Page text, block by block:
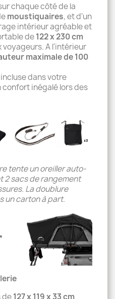
chaque côté de la
moustiquaires, et d'un
intérieur agréable et
de122 x 230 cm
voyageurs. A l'intérieur
maximale de 100
incluse dans votre
inégalé lors des
tente un oreiller auto-
2 sacs de rangement
La doublure
un carton à part.
de127 x 119 x 33 cm